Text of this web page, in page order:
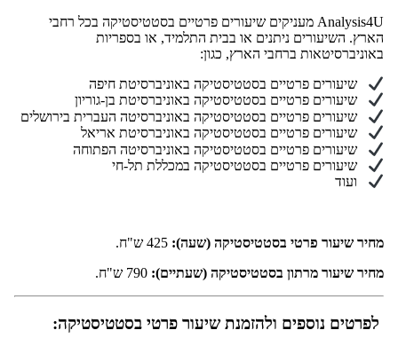
Analysis4U מעניקים שיעורים פרטיים בסטטיסטיקה בכל רחבי
הארץ. השיעורים ניתנים או בבית התלמיד, או בספריות
באוניברסיטאות ברחבי הארץ, כגון:
שיעורים פרטיים בסטטיסטיקה באוניברסיטת חיפה
שיעורים פרטיים בסטטיסטיקה באוניברסיטת בן-גוריון
שיעורים פרטיים בסטטיסטיקה באוניברסיטה העברית בירושלים
שיעורים פרטיים בסטטיסטיקה באוניברסיטת אריאל
שיעורים פרטיים בסטטיסטיקה באוניברסיטה הפתוחה
שיעורים פרטיים בסטטיסטיקה במכללת תל-חי
ועוד
מחיר שיעור פרטי בסטטיסטיקה (שעה):
מחיר שיעור מרתון בסטטיסטיקה (שעתיים):
לפרטים נוספים ולהזמנת שיעור פרטי בסטטיסטיקה: